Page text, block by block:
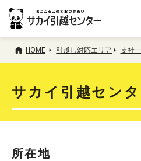
HOME 引越し対応エリア 支社
サカイ引越セン
所在地